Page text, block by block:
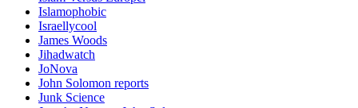
Islamophobic
Israellycool
James Woods
Jihadwatch
JoNova
John Solomon reports
Junk Science